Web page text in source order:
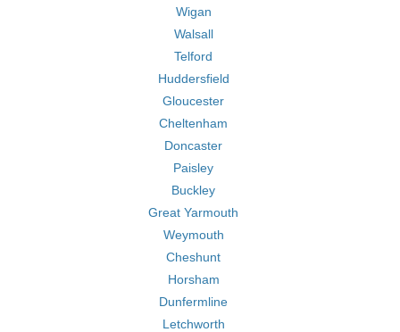
Wigan
Walsall
Telford
Huddersfield
Gloucester
Cheltenham
Doncaster
Paisley
Buckley
Great Yarmouth
Weymouth
Cheshunt
Horsham
Dunfermline
Letchworth